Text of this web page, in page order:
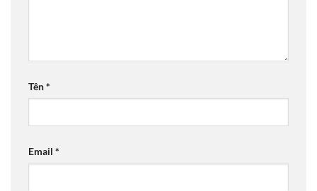
Tên*
Email *